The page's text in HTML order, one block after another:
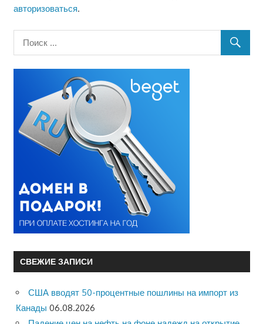
авторизоваться.
СВЕЖИЕ ЗАПИСИ
США вводят 50-процентные пошлины на импорт из
Канады 06.08.2026